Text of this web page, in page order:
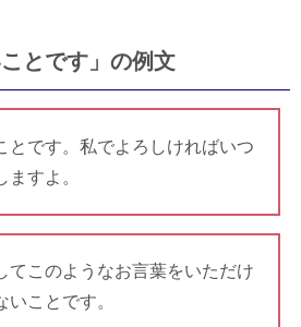
ことです」の例文
とです。私でよろしければいつ
すよ。
てこのようなお言葉をいただけ
ことです。